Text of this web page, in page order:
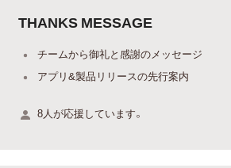
THANKS MESSAGE
チームから御礼と感謝のメッセージ
アプリ&製品リリースの先行案内
8人が応援しています。